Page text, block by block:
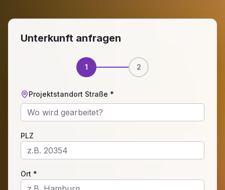
Unterkunft anfragen
1 2
Projektstandort Straße *
PLZ
Ort *